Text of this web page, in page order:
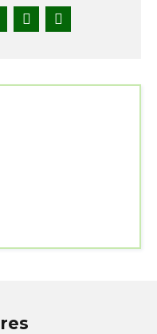
PinterestWhatsApp